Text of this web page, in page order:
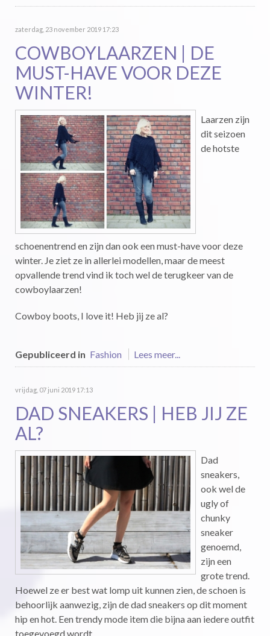
zaterdag, 23 november 2019 17:23
COWBOYLAARZEN | DE
MUST-HAVE VOOR DEZE
WINTER!
Laarzen zijn
dit seizoen
de hotste
schoenentrend en zijn dan ook een must-have voor deze
winter. Je ziet ze in allerlei modellen, maar de meest
opvallende trend vind ik toch wel de terugkeer van de
cowboylaarzen!
Cowboy boots, I love it! Heb jij ze al?
Gepubliceerd in Fashion Lees meer...
vrijdag, 07 juni 2019 17:13
DAD SNEAKERS | HEB JIJ ZE
AL?
Dad
sneakers,
ook wel de
ugly of
chunky
sneaker
genoemd,
zijn een
grote trend.
Hoewel ze er best wat lomp uit kunnen zien, de schoen is
behoorlijk aanwezig, zijn de dad sneakers op dit moment
hip en hot. Een trendy mode item die bijna aan iedere outfit
toegevoegd wordt.